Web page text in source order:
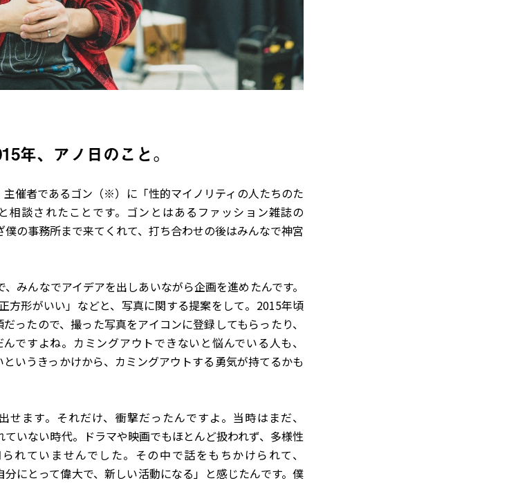
年、アノ日のこと。
主催者であるゴン（※）に「性的マイノリティの人たちのた
相談されたことです。ゴンとはあるファッション雑誌の
の事務所まで来てくれて、打ち合わせの後はみんなで神宮
みんなでアイデアを出しあいながら企画を進めたんです。
方形がいい」などと、写真に関する提案をして。2015年頃
ったので、撮った写真をアイコンに登録してもらったり、
ですよね。カミングアウトできないと悩んでいる人も、
というきっかけから、カミングアウトする勇気が持てるかも
ます。それだけ、衝撃だったんですよ。当時はまだ、
いない時代。ドラマや映画でもほとんど扱われず、多様性
れていませんでした。その中で話をもちかけられて、
分にとって偉大で、新しい活動になる」と感じたんです。僕